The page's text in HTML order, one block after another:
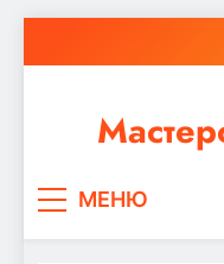
к
ремонт или
МЕНЮ